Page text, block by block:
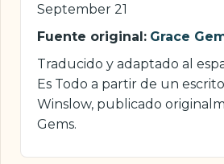
September 21
Fuente original: Grace
Traducido y adaptado al
Es Todo a partir de un
Winslow, publicado
Gems.